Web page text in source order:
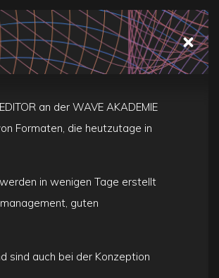
an der WAVE AKADEMIE
Formaten, die heutzutage in
in wenigen Tage erstellt
guten
sind auch bei der Konzeption